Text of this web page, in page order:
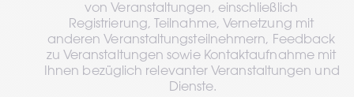
von Veranstaltungen, einschließlich
Registrierung, Teilnahme, Vernetzung mit
anderen Veranstaltungsteilnehmern, Feedback
zu Veranstaltungen sowie Kontaktaufnahme mit
Ihnen bezüglich relevanter Veranstaltungen und
Dienste.